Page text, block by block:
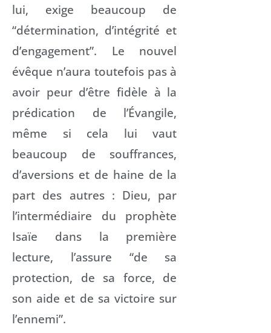
lui, exige beaucoup de
“détermination, d’intégrité et
d’engagement”. Le nouvel
évêque n’aura toutefois pas à
avoir peur d’être fidèle à la
prédication de l’Évangile,
même si cela lui vaut
beaucoup de souffrances,
d’aversions et de haine de la
part des autres : Dieu, par
l’intermédiaire du prophète
Isaïe dans la première
lecture, l’assure “de sa
protection, de sa force, de
son aide et de sa victoire sur
l’ennemi”.